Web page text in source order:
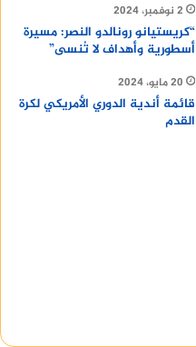
2 نوفمبر، 2024
“كريستيانو رونالدو النصر: مسيرة
أسطورية وأهداف لا تُنسى”
20 مايو، 2024
قائمة أندية الدوري الأمريكي لكرة
القدم